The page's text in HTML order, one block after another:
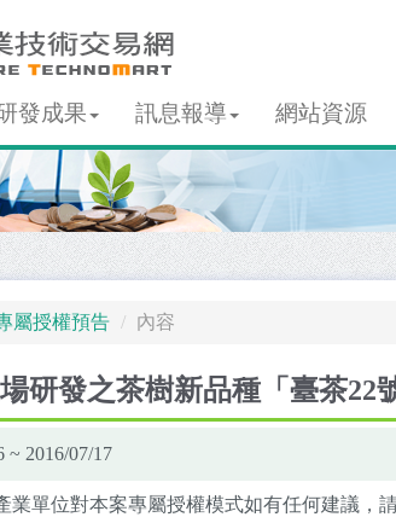
發成果 訊息報導 網站資源
屬授權預告 內容
研發之茶樹新品種「臺茶
~ 2016/07/17
業單位對本案專屬授權模式如有任何建議，